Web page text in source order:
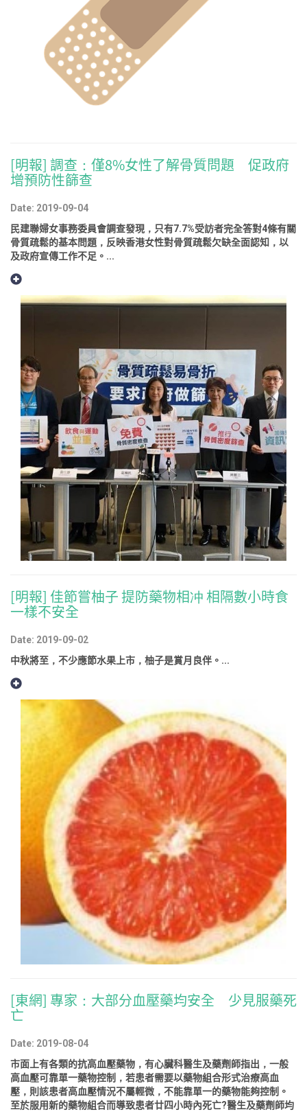
[明報] 調查：僅8%女性了解骨質問題 促政府
增預防性篩查
Date: 2019-09-04
民建聯婦女事務委員會調查發現，只有7.7%受訪者完全答對4條有關
骨質疏鬆的基本問題，反映香港女性對骨質疏鬆欠缺全面認知，以
及政府宣傳工作不足。...
[明報] 佳節嘗柚子 提防藥物相冲 相隔數小時食
一樣不安全
Date: 2019-09-02
中秋將至，不少應節水果上市，柚子是賞月良伴。...
[東網] 專家：大部分血壓藥均安全 少見服藥死
亡
Date: 2019-08-04
市面上有各類的抗高血壓藥物，有心臟科醫生及藥劑師指出，一般
高血壓可靠單一藥物控制，若患者需要以藥物組合形式治療高血
壓，則該患者高血壓情況不屬輕微，不能靠單一的藥物能夠控制。
至於服用新的藥物組合而導致患者廿四小時內死亡?醫生及藥劑師均